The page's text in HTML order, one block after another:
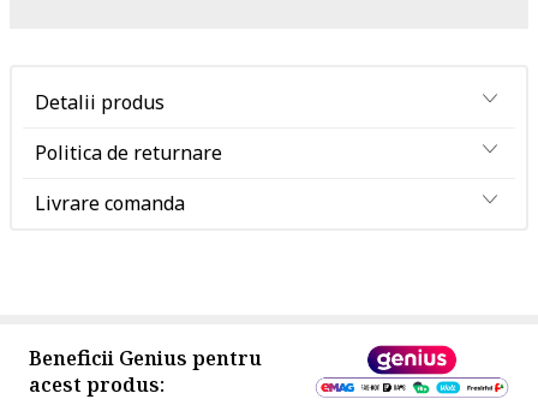
Detalii produs
Politica de returnare
Livrare comanda
Beneficii Genius pentru
acest produs: